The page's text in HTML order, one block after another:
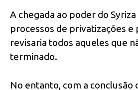
A chegada ao poder do
processos de privatizações
revisaria todos aqueles que
terminado.
No entanto, com a conclusão